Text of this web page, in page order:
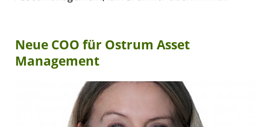
Neue COO für Ostrum Asset
Management